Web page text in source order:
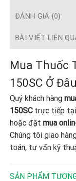
ĐÁNH GIÁ (0)
BÀI VIẾT LIÊN
Mua Thuốc
150SC Ở
Quý khách hàng
150SC trực tiếp tại
hoặc đặt mua
Chúng tôi giao
toán, tư vấn kỹ
SẢN PHẨM